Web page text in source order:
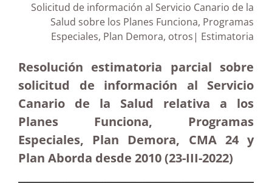
Solicitud de información al Servicio Canario de la
Salud sobre los Planes Funciona, Programas
Especiales, Plan Demora, otros| Estimatoria
Resolución estimatoria parcial sobre
solicitud de información al Servicio
Canario de la Salud relativa a los
Planes Funciona, Programas
Especiales, Plan Demora, CMA 24 y
Plan Aborda desde 2010 (23-III-2022)